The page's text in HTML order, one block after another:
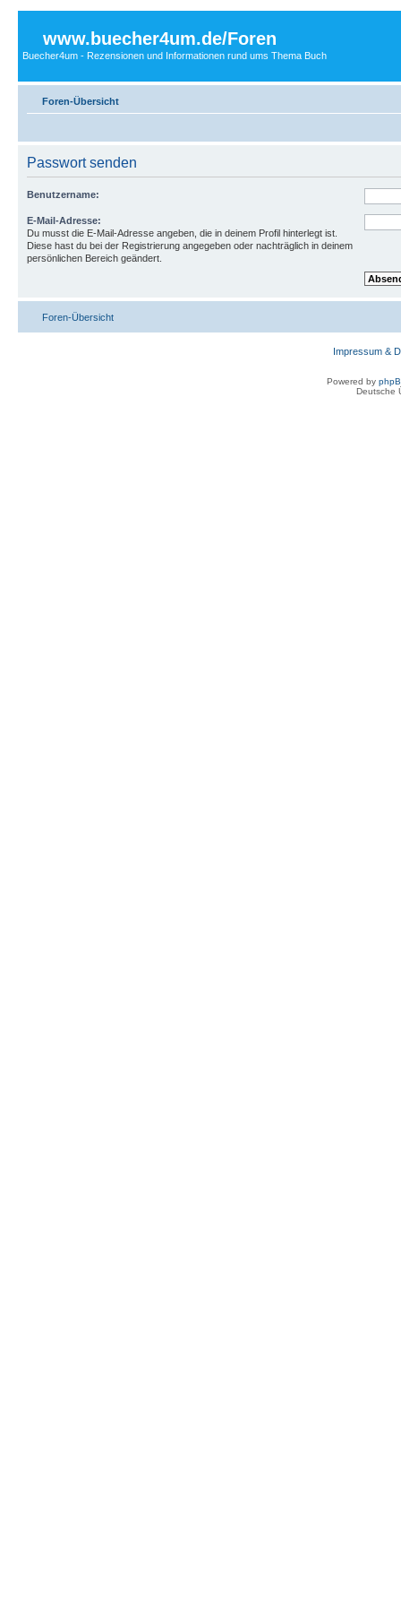
www.buecher4um.de/Foren
Buecher4um - Rezensionen und Informationen rund ums Thema Buch
Foren-Übersicht
Passwort senden
Benutzername:
E-Mail-Adresse:
Du musst die E-Mail-Adresse angeben, die in deinem Profil hinterlegt ist.
Diese hast du bei der Registrierung angegeben oder nachträglich in deinem
persönlichen Bereich geändert.
Foren-Übersicht
Impressum &
Powered by
Deutsche